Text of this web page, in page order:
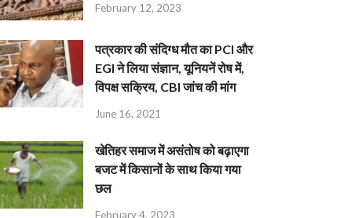
February 12, 2023
पत्रकार की संदिग्ध मौत का PCI और
EGI ने लिया संज्ञान, यूनियनें रोष में,
विपक्ष सक्रिय, CBI जांच की मांग
June 16, 2021
खेतिहर समाज में असंतोष को बढ़ाएगा
बजट में किसानों के साथ किया गया
छल
February 4, 2023